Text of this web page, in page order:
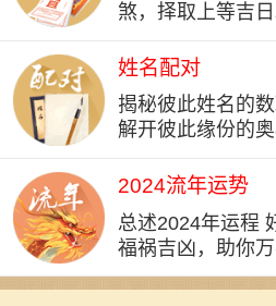
煞，择取上等吉日
姓名配对
揭秘彼此姓名的数
解开彼此缘份的奥
2024流年运势
总述2024年运程
福祸吉凶，助你万